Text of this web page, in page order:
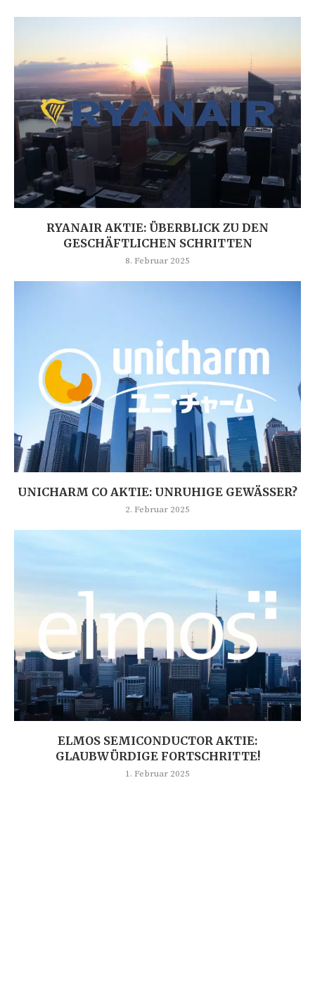
RYANAIR AKTIE: ÜBERBLICK ZU DEN
GESCHÄFTLICHEN SCHRITTEN
8. Februar 2025
UNICHARM CO AKTIE: UNRUHIGE GEWÄSSER?
2. Februar 2025
ELMOS SEMICONDUCTOR AKTIE:
GLAUBWÜRDIGE FORTSCHRITTE!
1. Februar 2025